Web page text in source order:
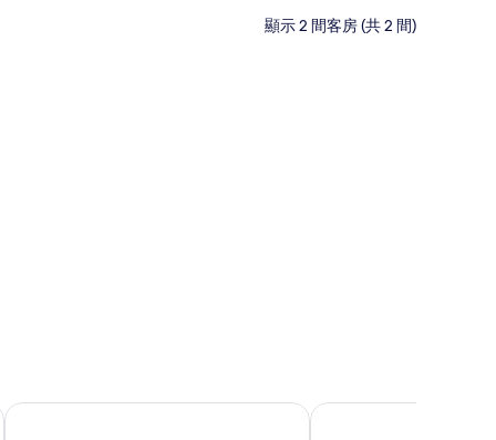
顯示 2 間客房 (共 2 間)
線上網、床單
博爾戈蒙德拉貢住宅飯店 貝蒂之家飯店